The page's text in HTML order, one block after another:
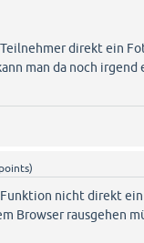
direkt ein
man da noch
points)
nicht direkt
Browser rausgehen